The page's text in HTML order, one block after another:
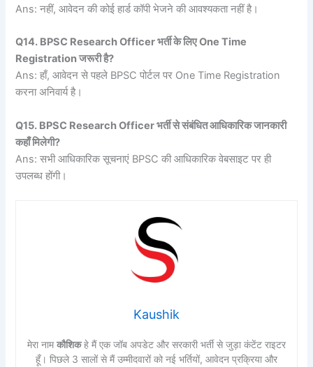
Ans: नहीं, आवेदन की कोई हार्ड कॉपी भेजने की आवश्यकता नहीं है।
Q14. BPSC Research Officer भर्ती के लिए One Time
Registration जरूरी है?
Ans: हाँ, आवेदन से पहले BPSC पोर्टल पर One Time Registration
करना अनिवार्य है।
Q15. BPSC Research Officer भर्ती से संबंधित आधिकारिक जानकारी
कहाँ मिलेगी?
Ans: सभी आधिकारिक सूचनाएं BPSC की आधिकारिक वेबसाइट पर ही
उपलब्ध होंगी।
Kaushik
मेरा नामकौशिकहे मैं एक जॉब अपडेट और सरकारी भर्ती से जुड़ा कंटेंट राइटर
हूँ। पिछले 3 सालों से मैं उम्मीदवारों को नई भर्तियों, आवेदन प्रक्रिया और